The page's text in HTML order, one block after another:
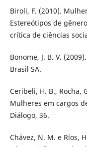
Biroli, F. (2010).
Estereótipos de
crítica de ciências
Bonome, J. B. V.
Brasil SA.
Ceribeli, H. B., Rocha,
Mulheres em cargos
Diálogo, 36.
Chávez, N. M. e Ríos,